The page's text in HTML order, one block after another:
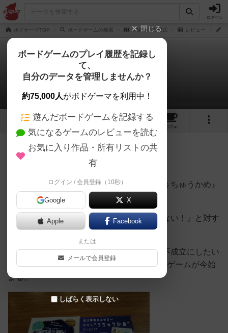
ログイン
ボドゲーマTOP ボードゲームの検索 宇宙亀の方程式 レビュー
宇宙亀の方程式
うらまこさんのレビュー
4 1
カフェ
169名 2名 0 10ヶ月前
実は我々が住んでる宇宙の正体は巨大な『うちゅうかめ』
であることがわかった。
正体を突き止めた亀論者と『そんなハズはない！』と対す
る天文学者。
宇宙亀の方程式を成立をさせたい亀論者と不成立にしたい
天文学者の推理系2人用トリックテイキングゲームが今始
まる。
閉じる
ボードゲームのプレイ履歴を記録し
て、
自分のデータを管理しませんか？
約75,000人がボドゲーマを利用中！
遊んだボードゲームを記録する
気になるゲームのレビューを読む
お気に入り作品・所有リストの共
有
ログイン / 会員登録（10秒）
Google X
Apple Facebook
または
メールで会員登録
しばらく表示しない